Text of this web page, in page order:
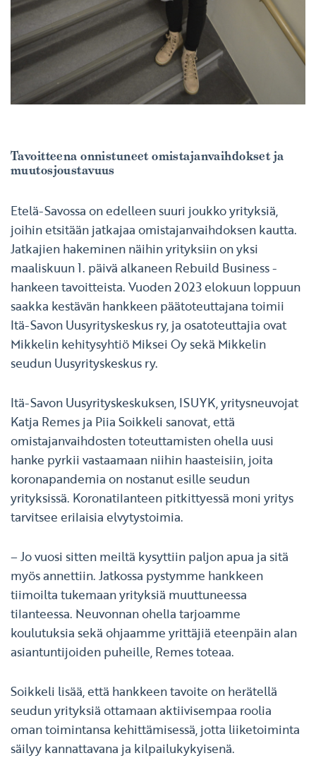
Tavoitteena onnistuneet omistajanvaihdokset ja
muutosjoustavuus
Etelä-Savossa on edelleen suuri joukko yrityksiä,
joihin etsitään jatkajaa omistajanvaihdoksen kautta.
Jatkajien hakeminen näihin yrityksiin on yksi
maaliskuun 1. päivä alkaneen Rebuild Business -
hankeen tavoitteista. Vuoden 2023 elokuun loppuun
saakka kestävän hankkeen päätoteuttajana toimii
Itä-Savon Uusyrityskeskus ry, ja osatoteuttajia ovat
Mikkelin kehitysyhtiö Miksei Oy sekä Mikkelin
seudun Uusyrityskeskus ry.
Itä-Savon Uusyrityskeskuksen, ISUYK, yritysneuvojat
Katja Remes ja Piia Soikkeli sanovat, että
omistajanvaihdosten toteuttamisten ohella uusi
hanke pyrkii vastaamaan niihin haasteisiin, joita
koronapandemia on nostanut esille seudun
yrityksissä. Koronatilanteen pitkittyessä moni yritys
tarvitsee erilaisia elvytystoimia.
– Jo vuosi sitten meiltä kysyttiin paljon apua ja sitä
myös annettiin. Jatkossa pystymme hankkeen
tiimoilta tukemaan yrityksiä muuttuneessa
tilanteessa. Neuvonnan ohella tarjoamme
koulutuksia sekä ohjaamme yrittäjiä eteenpäin alan
asiantuntijoiden puheille, Remes toteaa.
Soikkeli lisää, että hankkeen tavoite on herätellä
seudun yrityksiä ottamaan aktiivisempaa roolia
oman toimintansa kehittämisessä, jotta liiketoiminta
säilyy kannattavana ja kilpailukykyisenä.